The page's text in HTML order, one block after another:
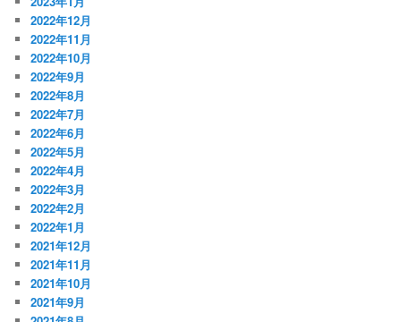
2022年12月
2022年11月
2022年10月
2022年9月
2022年8月
2022年7月
2022年6月
2022年5月
2022年4月
2022年3月
2022年2月
2022年1月
2021年12月
2021年11月
2021年10月
2021年9月